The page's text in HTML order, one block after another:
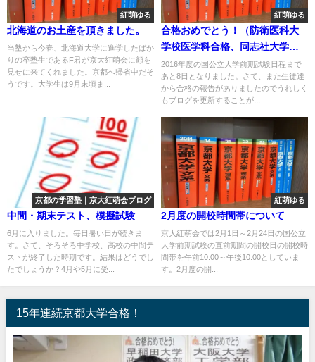
紅萌ゆる
北海道のお土産を頂きました。
当塾から今春、北海道大学に進学したばか
りの卒塾生であるF君が京大紅萌会に顔を
見せに来てくれました。京都へ帰省中だそ
うです。大学生は9月末頃ま...
紅萌ゆる
合格おめでとう！（防衛医科大
学校医学科合格、同志社大学、
立命館大学）
2016年度の国公立大学前期試験日程まで
あと8日となりました。さて、また生徒達
から合格の報告がありましたのでうれしく
もブログを更新することが...
京都の学習塾｜京大紅萌会ブログ
中間・期末テスト、模擬試験
6月に入りました。毎日暑い日が続きま
す。さて、そろそろ中学校、高校の中間テ
ストが終了した時期です。結果はどうでし
たでしょうか？4月や5月に受...
紅萌ゆる
2月度の開校時間帯について
京大紅萌会では2月1日～2月24日の国公立
大学前期試験の直前期間の開校日の開校時
間帯を午前10:00～午後10:00としていま
す。2月度の開...
15年連続京都大学合格！